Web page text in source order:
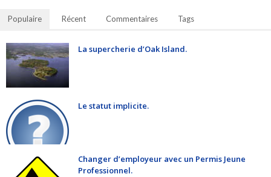
Populaire Récent Commentaires Tags
La supercherie d’Oak Island.
Le statut implicite.
Changer d’employeur avec un Permis Jeune
Professionnel.